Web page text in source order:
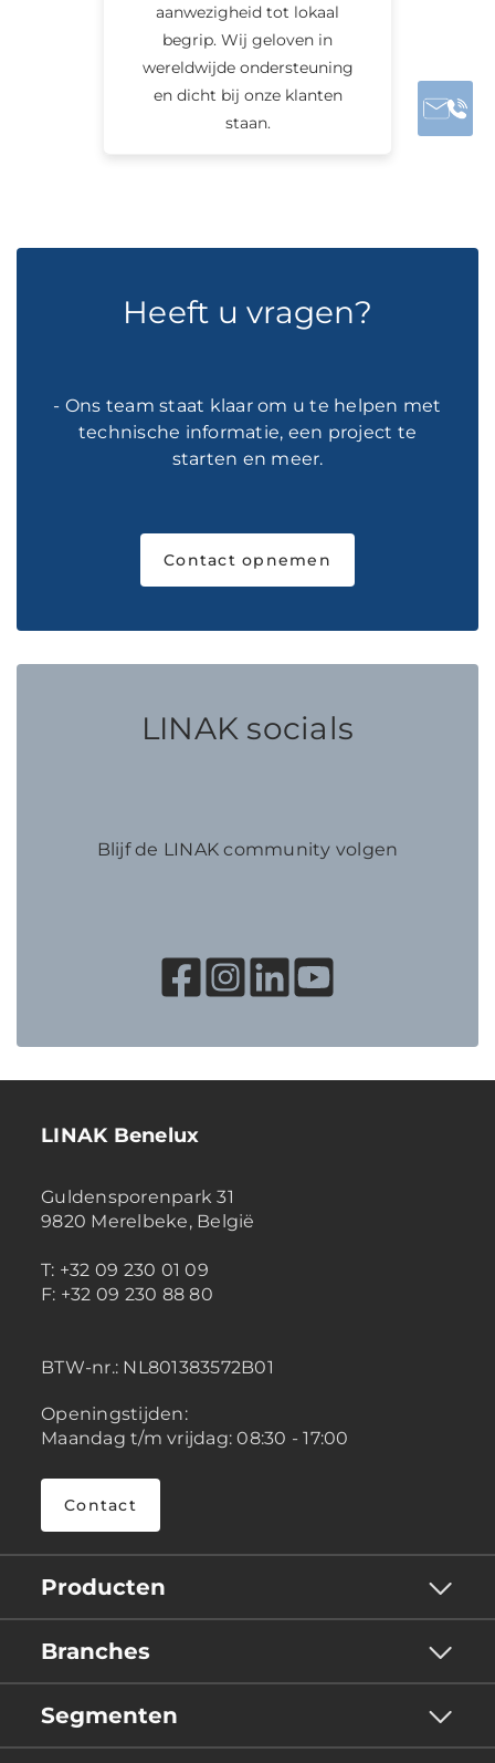
aanwezigheid tot lokaal
begrip. Wij geloven in
wereldwijde ondersteuning
en dicht bij onze klanten
staan.
Heeft u vragen?
- Ons team staat klaar om u te helpen met
technische informatie, een project te
starten en meer.
Contact opnemen
LINAK socials
Blijf de LINAK community volgen
LINAK Benelux
Guldensporenpark 31
9820 Merelbeke, België
T: +32 09 230 01 09
F: +32 09 230 88 80
BTW-nr.: NL801383572B01
Openingstijden:
Maandag t/m vrijdag: 08:30 - 17:00
Contact
Producten
Branches
Segmenten